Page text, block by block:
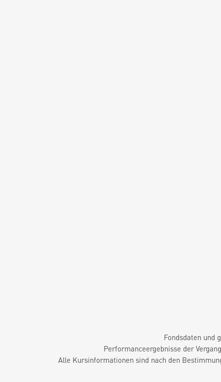
Fondsdaten und
Performanceergebnisse der
Alle Kursinformationen sind nach den